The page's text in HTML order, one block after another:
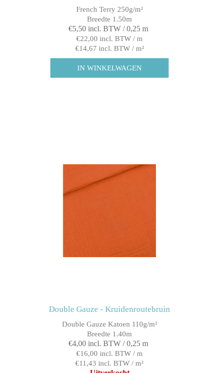
French Terry 250g/m²
Breedte 1.50m
€5,50 incl. BTW / 0,25 m
€22,00 incl. BTW / m
€14,67 incl. BTW / m²
Double Gauze - Kruidenroutebruin
Double Gauze Katoen 110g/m²
Breedte 1.40m
€4,00 incl. BTW / 0,25 m
€16,00 incl. BTW / m
€11,43 incl. BTW / m²